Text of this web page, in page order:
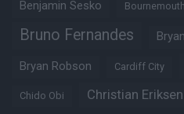
Benjamin Sesko Bournemouth
Bruno Fernandes
Bryan Robson Cardiff City
Chido Obi Christian Eriksen